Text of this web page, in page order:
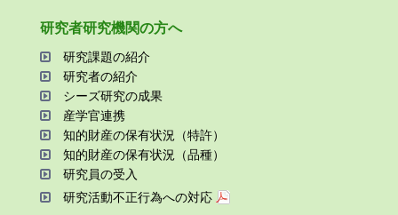
研究者研究機関の⽅へ
研究課題の紹介
研究者の紹介
シーズ研究の成果
産学官連携
知的財産の保有状況（特許）
知的財産の保有状況（品種）
研究員の受⼊
研究活動不正⾏為への対応